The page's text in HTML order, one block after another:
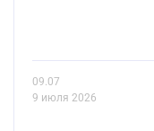
09.07
9 июля 2026